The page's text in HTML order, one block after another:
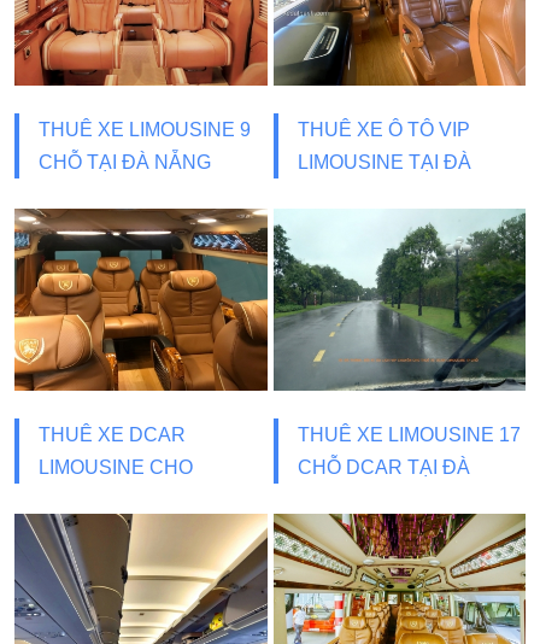
THUÊ XE LIMOUSINE 9
CHỖ TẠI ĐÀ NẴNG
THUÊ XE Ô TÔ VIP
LIMOUSINE TẠI ĐÀ
THUÊ XE DCAR
LIMOUSINE CHO
THUÊ XE LIMOUSINE 17
CHỖ DCAR TẠI ĐÀ